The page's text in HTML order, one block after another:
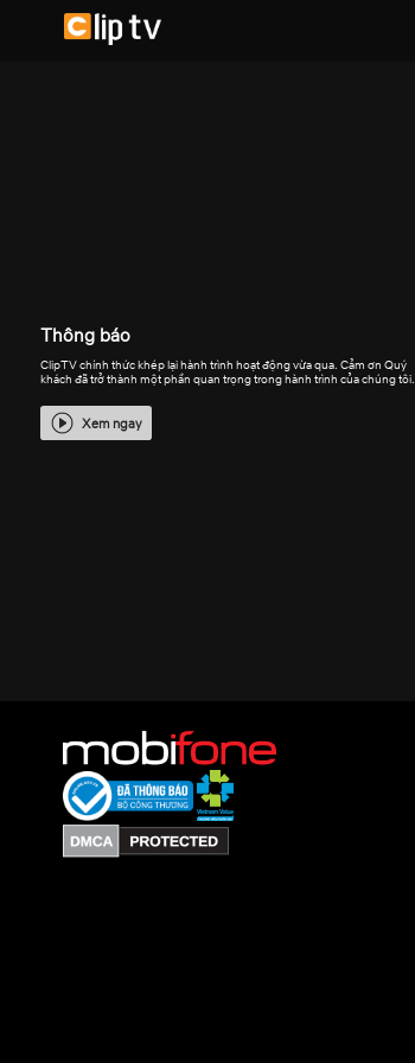
Thông báo
ClipTV chính thức khép lại hành trình hoạt động vừa qua. Cảm ơn Quý
khách đã trở thành một phần quan trọng trong hành trình của chúng tôi.
Xem ngay